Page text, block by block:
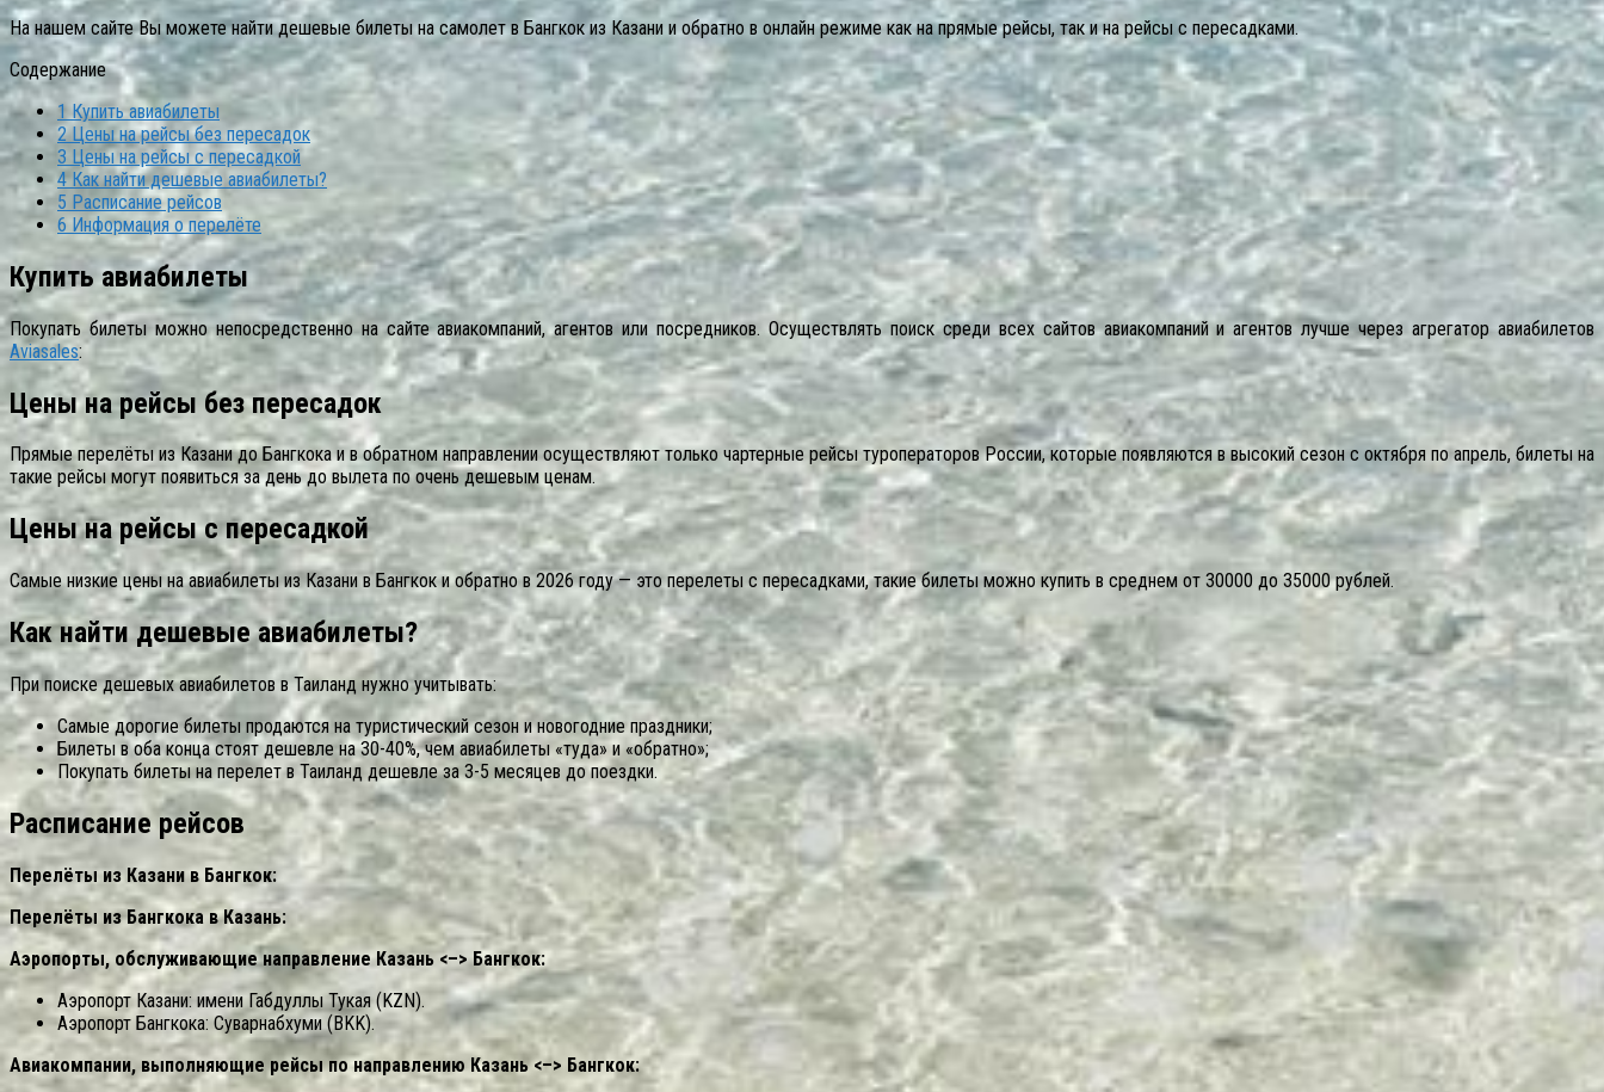
На нашем сайте Вы можете найти дешевые билеты на самолет в Бангкок из Казани и обратно в онлайн режиме как на прямые рейсы, так и на рейсы с пересадками.
Содержание
1 Купить авиабилеты
2Цены на рейсы без пересадок
3 Цены на рейсы с пересадкой
4Как найти дешевые авиабилеты?
5 Расписание рейсов
6 Информация о перелёте
Купить авиабилеты
Покупать билеты можно непосредственно на сайте авиакомпаний, агентов или посредников. Осуществлять поиск среди всех сайтов авиакомпаний и агентов лучше через агрегатор авиабилетов
Aviasales:
Цены на рейсы без пересадок
Прямые перелёты из Казани до Бангкока и в обратном направлении осуществляют только чартерные рейсы туроператоров России, которые появляются в высокий сезон с октября по апрель, билеты на
такие рейсы могут появиться за день до вылета по очень дешевым ценам.
Цены на рейсы с пересадкой
Самые низкие цены на авиабилеты из Казани в Бангкок и обратно в 2026 году — это перелеты с пересадками, такие билеты можно купить в среднем от 30000 до 35000 рублей.
Как найти дешевые авиабилеты?
При поиске дешевых авиабилетов в Таиланд нужно учитывать:
Самые дорогие билеты продаются на туристический сезон и новогодние праздники;
Билеты в оба конца стоят дешевле на 30-40%, чем авиабилеты «туда» и «обратно»;
Покупать билеты на перелет в Таиланд дешевле за 3-5 месяцев до поездки.
Расписание рейсов
Перелёты из Казани в Бангкок:
Перелёты из Бангкока в Казань:
Аэропорты, обслуживающие направление Казань <–> Бангкок:
Аэропорт Казани: имени Габдуллы Тукая (KZN).
Аэропорт Бангкока: Суварнабхуми (BKK).
Авиакомпании, выполняющие рейсы по направлению Казань <–> Бангкок: